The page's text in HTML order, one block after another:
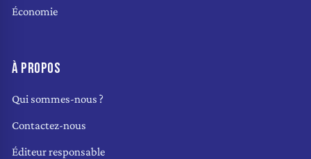
Économie
À PROPOS
Qui sommes-nous ?
Contactez-nous
Éditeur responsable